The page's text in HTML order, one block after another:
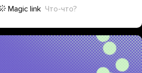
Magic link Что-что?